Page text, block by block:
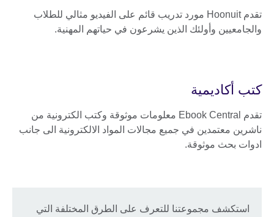
تقدم Hoonuit مورد تدريب قائم على الفيديو مثالي للطلاب
والجامعيين وأولئك الذين يشرعون في حياتهم المهنية.
كتب أكاديمية
تقدم Ebook Central معلومات موثوقة وكتب الكترونية من
ناشرين معتمدين في جميع مجالات المواد الالكترونية الى جانب
ادوات بحث موثوقة.
استكشف مجموعتنا للتعرف على الطرق المختلفة التي